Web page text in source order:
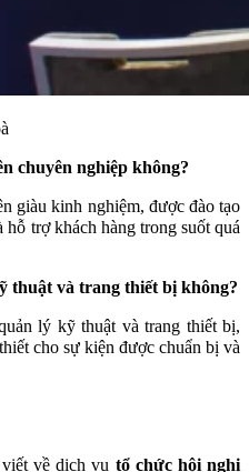
chuyên nghiệp không?
giàu kinh nghiệm, được đào tạo
trợ khách hàng trong suốt quá
thuật và trang thiết bị không?
lý kỹ thuật và trang thiết bị,
cho sự kiện được chuẩn bị và
về dịch vụ tổ chức hội nghị